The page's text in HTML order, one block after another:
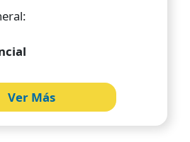
Ver Más